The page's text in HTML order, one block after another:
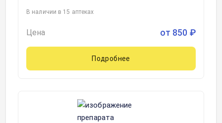
В наличии в 15 аптеках
Цена от 850 ₽
Подробнее